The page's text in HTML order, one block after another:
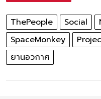
ThePeople Social
SpaceMonkey
ยานอวกาศ